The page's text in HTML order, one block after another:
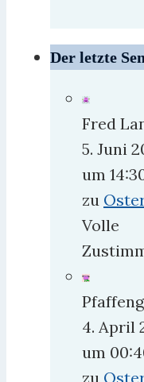
Der letzte
Fred
5. Juni
um
zu
Volle
4. April
um
zu